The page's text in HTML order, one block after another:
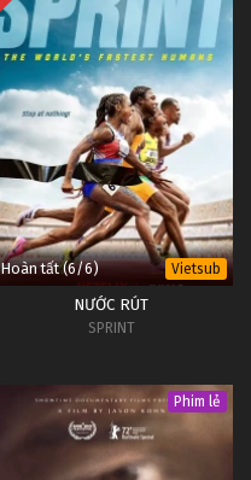
Hoàn tất (6/6) Vietsub
NƯỚC RÚT
SPRINT
Phim lẻ